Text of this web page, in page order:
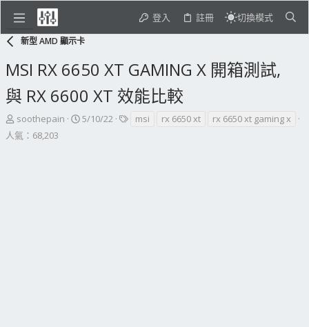
登入 註冊 切換模式
新型 AMD 顯示卡
MSI RX 6650 XT GAMING X 開箱測試,
與 RX 6600 XT 效能比較
主
題
soothepain
開
5/10/22
標msi rx 6650 xt
rx 6650 xt gaming x
人氣：68,203